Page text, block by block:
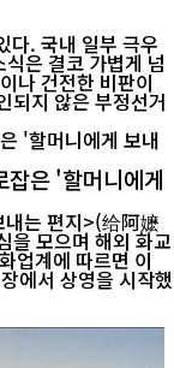
다. 국내 일부 극우
은 결코 가볍게 넘
나 건전한 비판이
되지 않은 부정선거
은 '할머니에게
내는 편지>(给阿嬷
을 모으며 해외 화교
에서 상영을 시작했